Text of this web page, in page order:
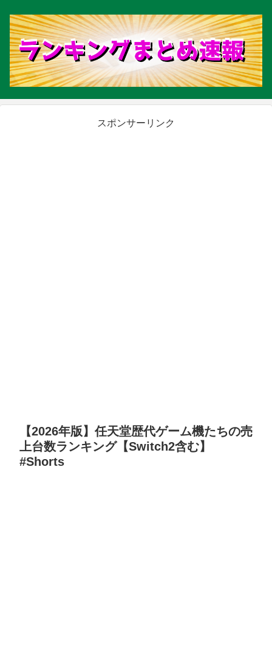
スポンサーリンク
【2026年版】任天堂歴代ゲーム機たちの売
上台数ランキング【Switch2含む】
#Shorts